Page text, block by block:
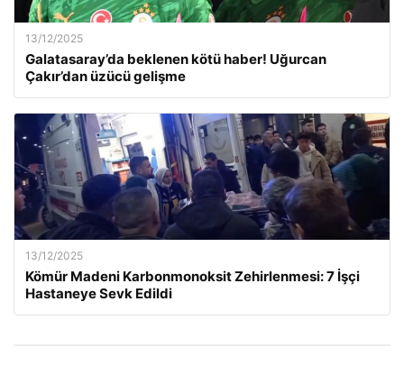
13/12/2025
Galatasaray’da beklenen kötü haber! Uğurcan
Çakır’dan üzücü gelişme
13/12/2025
Kömür Madeni Karbonmonoksit Zehirlenmesi: 7 İşçi
Hastaneye Sevk Edildi